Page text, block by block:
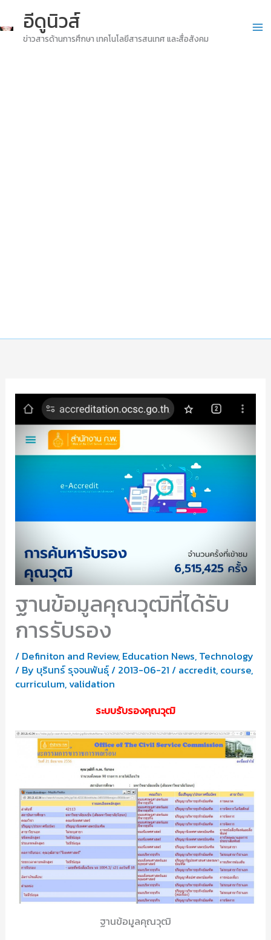
to
อีดูนิวส์
ข่าวสารด้านการศึกษา เทคโนโลยีสารสนเทศ และสื่อสังคม
ฐานข้อมูลคุณวุฒิที่ได้รับ
การรับรอง
/ Definiton and Review, Education News, Technology
/ By บุรินทร์ รุจจนพันธุ์/ 2013-06-21/ accredit, course,
curriculum,validation
ระบบรับรองคุณวุฒิ
ฐานข้อมูลคุณวุฒิ